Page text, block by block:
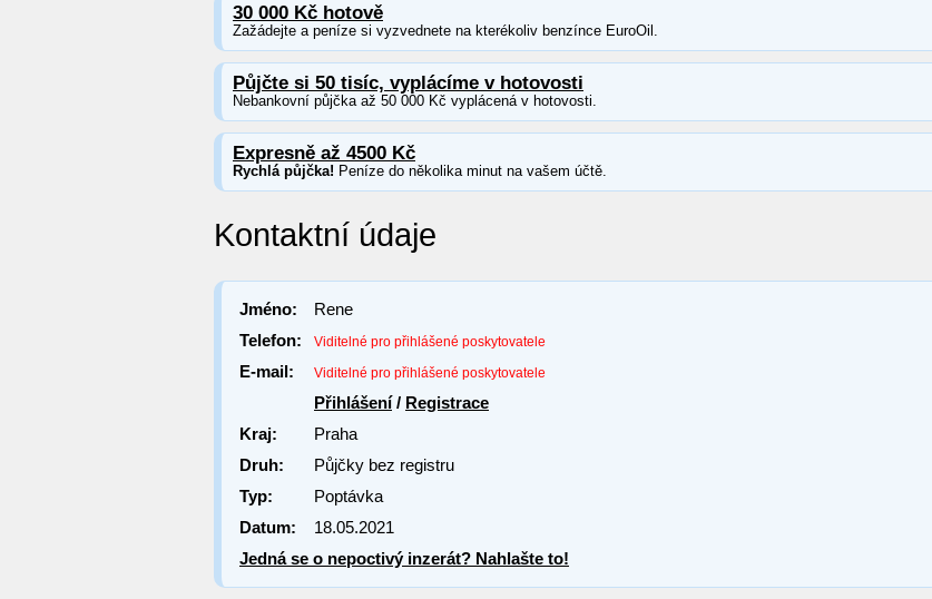
30 000 Kč hotově
Zažádejte a peníze si vyzvednete na kterékoliv benzínce EuroOil.
Půjčte si 50 tisíc, vyplácíme v hotovosti
Nebankovní půjčka až 50 000 Kč vyplácená v hotovosti.
Expresně až 4500 Kč
Rychlá půjčka! Peníze do několika minut na vašem účtě.
Kontaktní údaje
Jméno:
Rene
Telefon:
Viditelné pro přihlášené poskytovatele
E-mail: Viditelné pro přihlášené poskytovatele
Přihlášení/ Registrace
Kraj:
Praha
Druh:
Půjčky bez registru
Typ:
Poptávka
Datum:
18.05.2021
Jedná se o nepoctivý inzerát? Nahlašte to!